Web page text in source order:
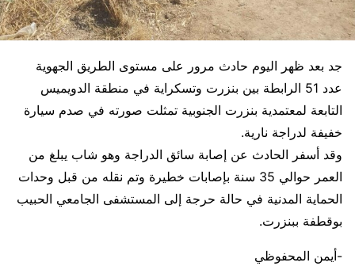
جد بعد ظهر اليوم حادث مرور على مستوى الطريق الجهوية
عدد 51 الرابطة بين بنزرت وتسكراية في منطقة الدويميس
التابعة لمعتمدية بنزرت الجنوبية تمثلت صورته في صدم سيارة
خفيفة لدراجة نارية.
وقد أسفر الحادث عن إصابة سائق الدراجة وهو شاب يبلغ من
العمر حوالي 35 سنة بإصابات خطيرة وتم نقله من قبل وحدات
الحماية المدنية في حالة حرجة إلى المستشفى الجامعي الحبيب
بوقطفة ببنزرت.
-أيمن المحفوظي